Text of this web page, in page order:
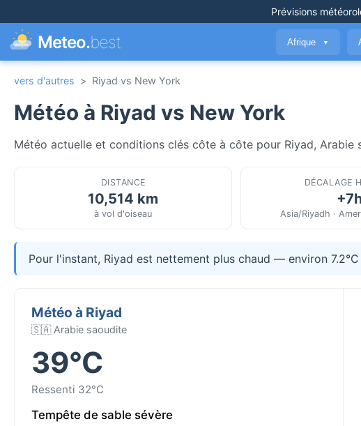
Prévisions
Meteo.best Afrique ▼
vers d'autres > Riyad vs New York
Météo à Riyad vs New York
Météo actuelle et conditions clés côte à côte pour Riyad, Arabie
DISTANCE
10,514 km
à vol d'oiseau
DÉCALAGE
Asia/Riyadh ·
Pour l'instant, Riyad est nettement plus chaud — environ
Météo à Riyad
🇸🇦 Arabie saoudite
39°C
Ressenti 32°C
Tempête de sable sévère